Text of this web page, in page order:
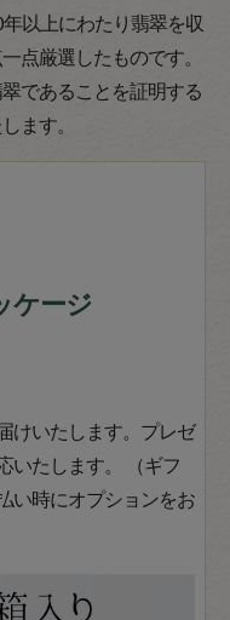
以上にわたり翡翠を収
点厳選したものです。
であることを証明する
ます。
ケージ
けいたします。プレゼ
いたします。 （ギフ
い時にオプションをお